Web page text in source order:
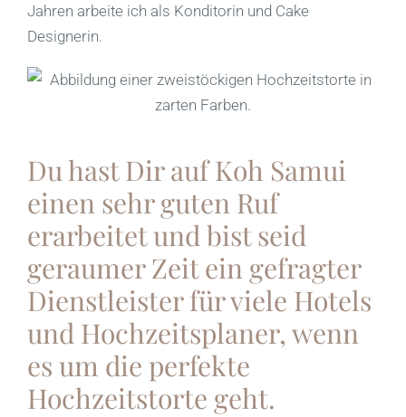
Jahren arbeite ich als Konditorin und Cake
Designerin.
Du hast Dir auf Koh Samui
einen sehr guten Ruf
erarbeitet und bist seid
geraumer Zeit ein gefragter
Dienstleister für viele Hotels
und Hochzeitsplaner, wenn
es um die perfekte
Hochzeitstorte geht.